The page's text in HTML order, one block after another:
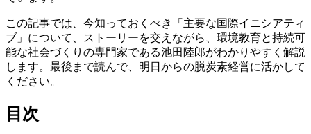
この記事では、今知っておくべき「主要な国際イニシアティ
ブ」について、ストーリーを交えながら、環境教育と持続可
能な社会づくりの専門家である池田陸郎がわかりやすく解説
します。最後まで読んで、明日からの脱炭素経営に活かして
ください。
目次